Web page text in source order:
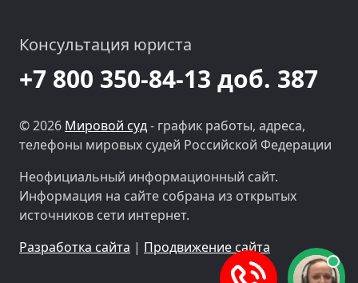
Консультация юриста
+7 800 350-84-13 доб. 387
© 2026 Мировой суд- график работы, адреса,
телефоны мировых судей Российской Федерации
Неофициальный информационный сайт.
Информация на сайте собрана из открытых
источников сети интернет.
Разработка сайта | Продвижение сайта